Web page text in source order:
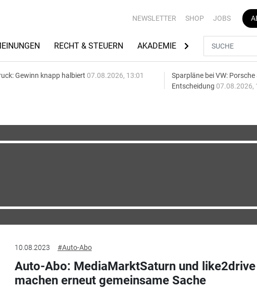
NEWSLETTER SHOP JOBS
RECHT & STEUERN AKADEMIE AUTOMARKEN
Gewinn knapp halbiert 07.08.2026, 13:01
Sparpläne bei VW:
Entscheidung 07.08.2026,
10.08.2023 #Auto-Abo
Auto-Abo: MediaMarktSaturn und like2drive
machen erneut gemeinsame Sache